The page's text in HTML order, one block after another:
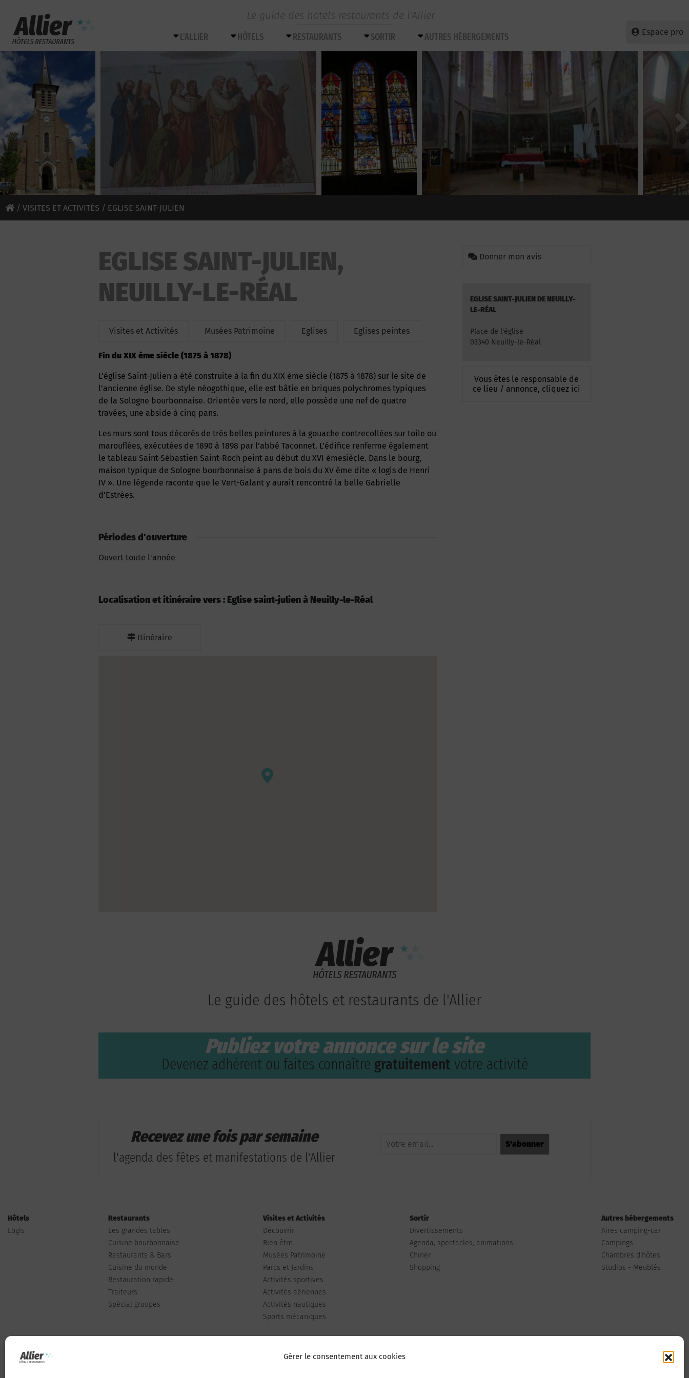
Gérer le consentement aux cookies
Le guide des hotels restaurants de l’Allier
Espace pro
L’ALLIER HÔTELS RESTAURANTS SORTIR AUTRES HÉBERGEMENTS
/ VISITES ET ACTIVITÉS / EGLISE SAINT-JULIEN
EGLISE SAINT-JULIEN,
NEUILLY-LE-RÉAL
Visites et Activités Musées Patrimoine Eglises Eglises peintes
Fin du XIX ème siècle (1875 à 1878)
L’église Saint-Julien a été construite à la fin du XIX ème siècle (1875 à 1878) sur le site de
l’ancienne église. De style néogothique, elle est bâtie en briques polychromes typiques
de la Sologne bourbonnaise. Orientée vers le nord, elle possède une nef de quatre
travées, une abside à cinq pans.
Les murs sont tous décorés de très belles peintures à la gouache contrecollées sur toile ou
marouflées, exécutées de 1890 à 1898 par l’abbé Taconnet. L’édifice renferme également
le tableau Saint-Sébastien Saint-Roch peint au début du XVI èmesiècle. Dans le bourg,
maison typique de Sologne bourbonnaise à pans de bois du XV ème dite « logis de Henri
IV ». Une légende raconte que le Vert-Galant y aurait rencontré la belle Gabrielle
d’Estrées.
Donner mon avis
EGLISE SAINT-JULIEN DE NEUILLY-
LE-RÉAL
Place de l'église
03340 Neuilly-le-Réal
Vous êtes le responsable de
ce lieu / annonce, cliquez ici
Périodes d'ouverture
Ouvert toute l'année
Localisation et itinéraire vers : Eglise saint-julien à Neuilly-le-Réal
Itinéraire
Le guide des hôtels et restaurants de l'Allier
Publiez votre annonce sur le site
Devenez adhérent ou faites connaître gratuitement votre activité
Recevez une fois par semaine
l'agenda des fêtes et manifestations de l'Allier
Hôtels
Logis
Restaurants
Les grandes tables
Cuisine bourbonnaise
Restaurants & Bars
Cuisine du monde
Restauration rapide
Traiteurs
Spécial groupes
Visites et Activités
Découvrir
Bien être
Musées Patrimoine
Parcs et Jardins
Activités sportives
Activités aériennes
Activités nautiques
Sports mécaniques
Sortir
Divertissements
Agenda, spectacles, animations...
Chiner
Shopping
Autres hébergements
Aires camping-car
Campings
Chambres d'hôtes
Studios - Meublés